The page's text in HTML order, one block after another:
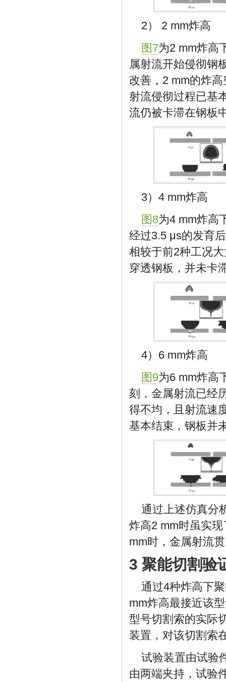
2） 2 mm炸高
图7为2 mm炸高
属射流开始侵彻钢
改善，2 mm的炸
射流侵彻过程已基
流仍被卡滞在钢板
3）4 mm炸高
图8为4 mm炸高
经过3.5 μs的发育
相较于前2种工况
穿透钢板，并未卡
4）6 mm炸高
图9为6 mm炸高
刻，金属射流已经
得不均，且射流速
基本结束，钢板并
通过上述仿真分
炸高2 mm时虽实
mm时，金属射流
3 聚能切割验
通过4种炸高下
mm炸高最接近该
型号切割索的实际
装置，对该切割索
试验装置由试验
由两端夹持，试验